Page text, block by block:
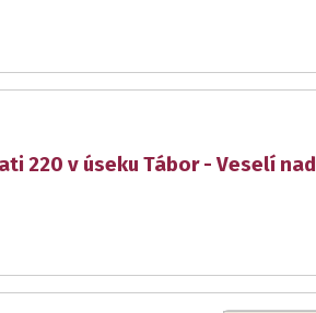
220 v úseku Tábor - Veselí nad